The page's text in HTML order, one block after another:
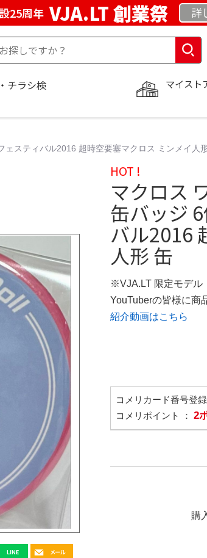
25周年 VJA.LT 創業祭 詳
マイスト
チラシ検
スティバル2016 超時空要塞マクロス ミンメイ人
HOT !
マクロス
缶バッジ
バル2016
人形 缶
※VJA.LT 限定モデル
YouTuberの皆様に商
紹介動画はこちら
コメリカード番号登
コメリポイント ： 2
購